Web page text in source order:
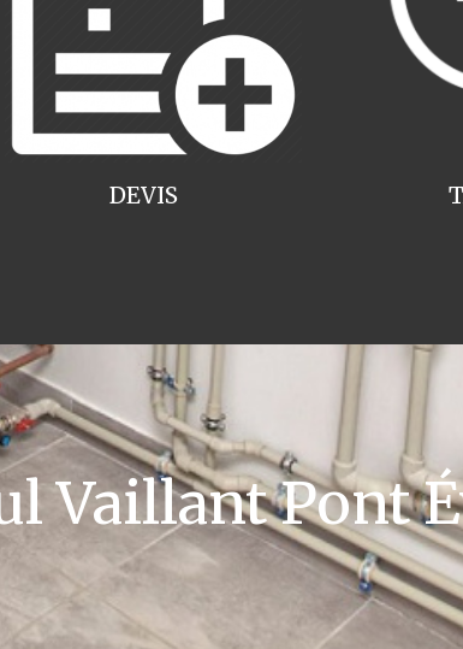
DEVIS
Vaillant Pont